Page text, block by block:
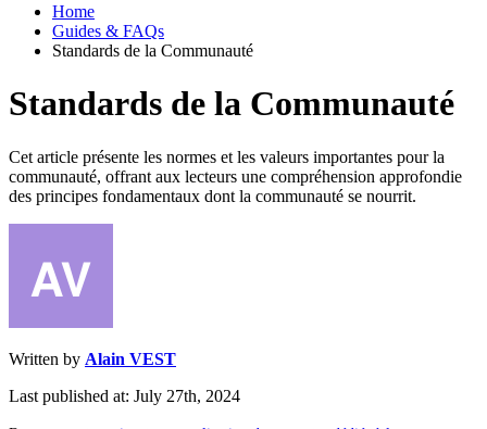
Home
Guides & FAQs
Standards de la Communauté
Standards de la Communauté
Cet article présente les normes et les valeurs importantes pour la
communauté, offrant aux lecteurs une compréhension approfondie
des principes fondamentaux dont la communauté se nourrit.
Written by Alain VEST
Last published at: July 27th, 2024